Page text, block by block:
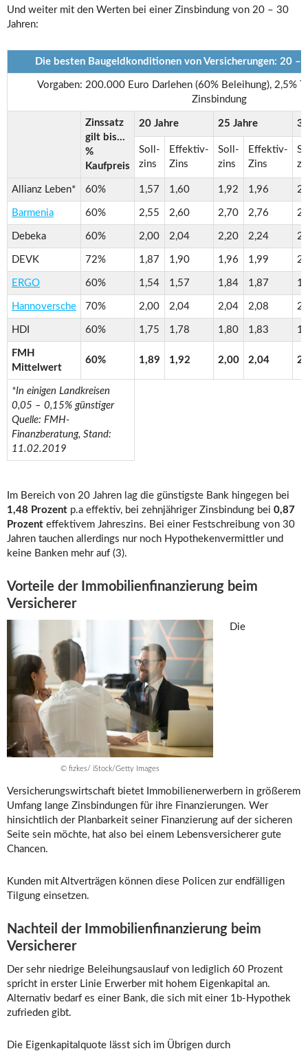
Und weiter mit den Werten bei einer Zinsbindung von 20 – 30
Jahren:
Die besten Baugeldkonditionen von Versicherungen: 20 –
Vorgaben: 200.000 Euro Darlehen (60% Beleihung), 2,5%
Zinsbindung
Zinssatz
gilt bis…
%
Kaufpreis
20 Jahre 25 Jahre
Soll-
zins
Effektiv-
Zins
Soll-
zins
Effektiv-
Zins
Allianz Leben* 60% 1,57 1,60 1,92 1,96
Barmenia 60% 2,55 2,60 2,70 2,76
Debeka 60% 2,00 2,04 2,20 2,24
DEVK 72% 1,87 1,90 1,96 1,99
ERGO 60% 1,54 1,57 1,84 1,87
Hannoversche 70% 2,00 2,04 2,04 2,08
HDI 60% 1,75 1,78 1,80 1,83
FMH
Mittelwert
60% 1,89 1,92 2,00 2,04
*In einigen Landkreisen
0,05 – 0,15% günstiger
Quelle: FMH-
Finanzberatung, Stand:
11.02.2019
Im Bereich von 20 Jahren lag die günstigste Bank hingegen bei
1,48 Prozent p.a effektiv, bei zehnjähriger Zinsbindung bei 0,87
Prozent effektivem Jahreszins. Bei einer Festschreibung von 30
Jahren tauchen allerdings nur noch Hypothekenvermittler und
keine Banken mehr auf (3).
Vorteile der Immobilienfinanzierung beim
Versicherer
© fizkes/ iStock/Getty Images
Die
Versicherungswirtschaft bietet Immobilienerwerbern in größerem
Umfang lange Zinsbindungen für ihre Finanzierungen. Wer
hinsichtlich der Planbarkeit seiner Finanzierung auf der sicheren
Seite sein möchte, hat also bei einem Lebensversicherer gute
Chancen.
Kunden mit Altverträgen können diese Policen zur endfälligen
Tilgung einsetzen.
Nachteil der Immobilienfinanzierung beim
Versicherer
Der sehr niedrige Beleihungsauslauf von lediglich 60 Prozent
spricht in erster Linie Erwerber mit hohem Eigenkapital an.
Alternativ bedarf es einer Bank, die sich mit einer 1b-Hypothek
zufrieden gibt.
Die Eigenkapitalquote lässt sich im Übrigen durch